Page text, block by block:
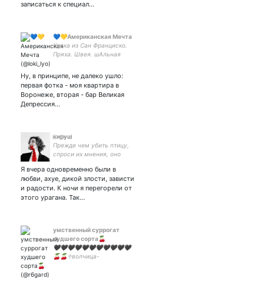
записаться к специал…
💙💛Американская Мечта
Киска из Сан Франциско.
Пряха. Швея. шАльная
интернационального
брака.
Ну, в принципе, не далеко ушло:
первая фотка - моя квартира в
Воронеже, вторая - бар Великая
Депрессия…
к҈и̴р҉у̵ш̸
Прежде чем убить птицу,
спроси их мнения, оно
или менее
~agender~они/they/them
Я вчера одновременно были в
любви, ахуе, дикой злости, зависти
и радости. К ночи я перегорели от
этого урагана. Так…
умственный суррогат
худшего сорта🍒
🖤🖤🖤🖤🖤🖤🖤🖤🖤🖤🖤
🍒🍒♱волчица-